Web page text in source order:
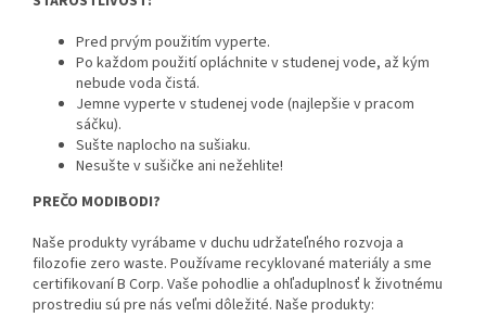
Pred prvým použitím vyperte.
Po každom použití opláchnite v studenej vode, až kým
nebude voda čistá.
Jemne vyperte v studenej vode (najlepšie v pracom
sáčku).
Sušte naplocho na sušiaku.
Nesušte v sušičke ani nežehlite!
PREČO MODIBODI?
Naše produkty vyrábame v duchu udržateľného rozvoja a
filozofie zero waste. Používame recyklované materiály a sme
certifikovaní B Corp. Vaše pohodlie a ohľaduplnosť k životnému
prostrediu sú pre nás veľmi dôležité. Naše produkty: